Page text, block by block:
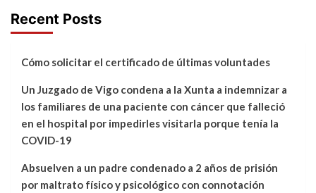
Recent Posts
Cómo solicitar el certificado de últimas voluntades
Un Juzgado de Vigo condena a la Xunta a indemnizar a
los familiares de una paciente con cáncer que falleció
en el hospital por impedirles visitarla porque tenía la
COVID-19
Absuelven a un padre condenado a 2 años de prisión
por maltrato físico y psicológico con connotación